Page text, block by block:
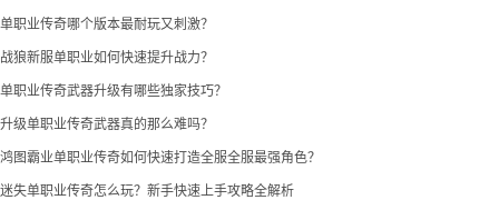
单职业传奇哪个版本最耐玩又刺激？
战狼新服单职业如何快速提升战力？
单职业传奇武器升级有哪些独家技巧？
升级单职业传奇武器真的那么难吗？
鸿图霸业单职业传奇如何快速打造全服全服最强角色？
迷失单职业传奇怎么玩？新手快速上手攻略全解析